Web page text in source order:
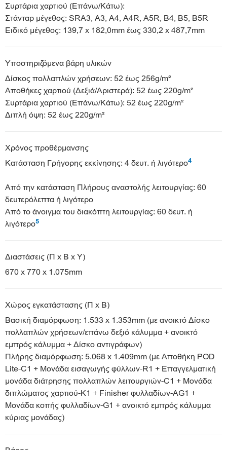
Συρτάρια χαρτιού (Επάνω/Κάτω):
Στάνταρ μέγεθος: SRA3, A3, A4, A4R, A5R, B4, B5, B5R
Ειδικό μέγεθος: 139,7 x 182,0mm έως 330,2 x 487,7mm
Υποστηριζόμενα βάρη υλικών
Δίσκος πολλαπλών χρήσεων: 52 έως 256g/m²
Αποθήκες χαρτιού (Δεξιά/Αριστερά): 52 έως 220g/m²
Συρτάρια χαρτιού (Επάνω/Κάτω): 52 έως 220g/m²
Διπλή όψη: 52 έως 220g/m²
Χρόνος προθέρμανσης
Κατάσταση Γρήγορης εκκίνησης: 4 δευτ. ή λιγότερο4
Από την κατάσταση Πλήρους αναστολής λειτουργίας: 60
δευτερόλεπτα ή λιγότερο
Από το άνοιγμα του διακόπτη λειτουργίας: 60 δευτ. ή
λιγότερο5
Διαστάσεις (Π x Β x Υ)
670 x 770 x 1.075mm
Χώρος εγκατάστασης (Π x Β)
Βασική διαμόρφωση: 1.533 x 1.353mm (με ανοικτό Δίσκο
πολλαπλών χρήσεων/επάνω δεξιό κάλυμμα + ανοικτό
εμπρός κάλυμμα + Δίσκο αντιγράφων)
Πλήρης διαμόρφωση: 5.068 x 1.409mm (με Αποθήκη POD
Lite-C1 + Μονάδα εισαγωγής φύλλων-R1 + Επαγγελματική
μονάδα διάτρησης πολλαπλών λειτουργιών-C1 + Μονάδα
διπλώματος χαρτιού-K1 + Finisher φυλλαδίων-AG1 +
Μονάδα κοπής φυλλαδίων-G1 + ανοικτό εμπρός κάλυμμα
κύριας μονάδας)